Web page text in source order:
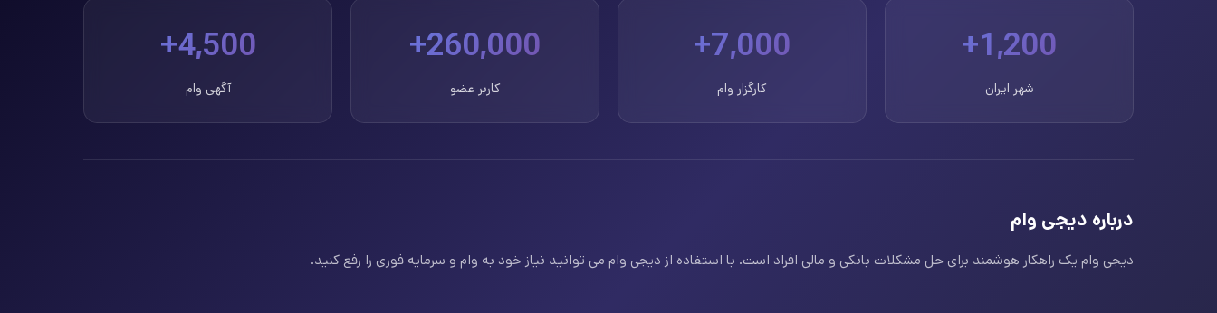
1,200+
شهر ایران
7,000+
کارگزار وام
260,000+
کاربر عضو
4,500+
آگهی وام
درباره دیجی وام
دیجی وام یک راهکار هوشمند برای حل مشکلات بانکی و مالی افراد است. با استفاده از دیجی وام می توانید نیاز خود به وام و سرمایه فوری را رفع کنید.